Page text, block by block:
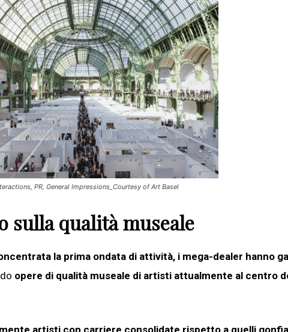
PR, General Impressions_Courtesy of Art Basel
sulla qualità museale
la prima ondata di attività, i mega-dealer hanno
opere di qualità museale di artisti attualmente al centro